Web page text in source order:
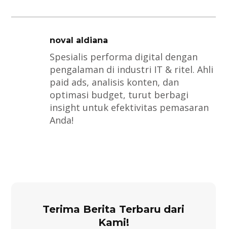
noval aldiana
Spesialis performa digital dengan
pengalaman di industri IT & ritel. Ahli
paid ads, analisis konten, dan
optimasi budget, turut berbagi
insight untuk efektivitas pemasaran
Anda!
Terima Berita Terbaru dari
Kami!